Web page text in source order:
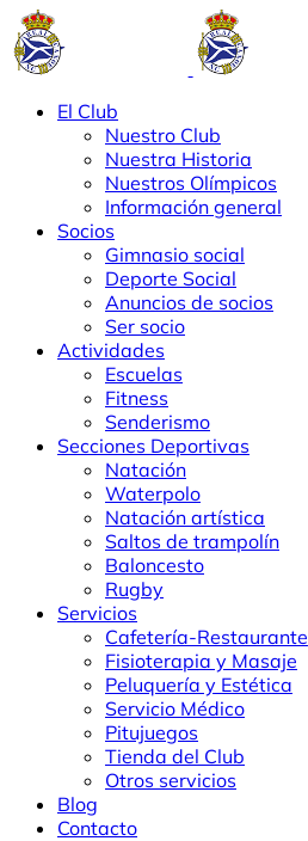
El Club
Nuestro Club
Nuestra Historia
Nuestros Olímpicos
Información general
Socios
Gimnasio social
Deporte Social
Anuncios de socios
Ser socio
Actividades
Escuelas
Fitness
Senderismo
Secciones Deportivas
Natación
Waterpolo
Natación artística
Saltos de trampolín
Baloncesto
Rugby
Servicios
Cafetería-Restaurante
Fisioterapia y Masaje
Peluquería y Estética
Servicio Médico
Pitujuegos
Tienda del Club
Otros servicios
Blog
Contacto